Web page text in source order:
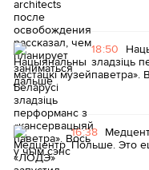
18:50
зладзіць
паветра».
16:38
Польше. Это